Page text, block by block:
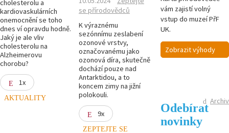
cholesterolu a
kardiovaskulárních
onemocnění se toho
dnes ví opravdu hodně.
Jaký je ale vliv
cholesterolu na
Alzheimerovu
chorobu?
1x
AKTUALITY
se přírodovědců
K výraznému
sezónnímu zeslabení
ozonové vrstvy,
označovanému jako
ozonová díra, skutečně
dochází pouze nad
Antarktidou, a to
koncem zimy na jižní
polokouli.
9x
ZEPTEJTE SE
vám zajistí volný
vstup do muzeí PřF
UK.
Zobrazit výhody
Archiv
Odebírat
novinky